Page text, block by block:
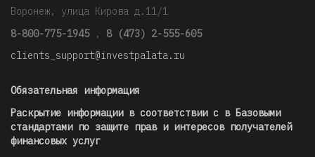
Воронеж, улица Кирова д.11/1
8-800-775-1945 , 8 (473) 2-555-605
clients_support@investpalata.ru
Обязательная информация
Раскрытие информации в соответствии с в Базовыми
стандартами по защите прав и интересов получателей
финансовых услуг